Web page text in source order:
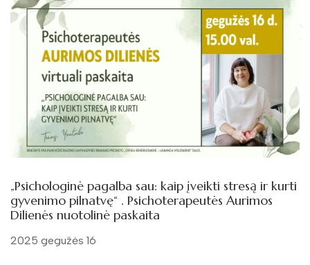
„Psichologinė pagalba sau: kaip įveikti stresą ir kurti
gyvenimo pilnatvę“ . Psichoterapeutės Aurimos
Dilienės nuotolinė paskaita
2025 gegužės 16